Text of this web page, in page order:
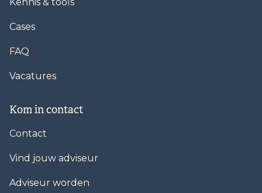
Kennis & tools
Cases
FAQ
Vacatures
Kom in contact
Contact
Vind jouw adviseur
Adviseur worden